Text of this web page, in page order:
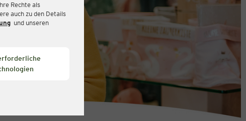
Rechte als
auch zu den Details
und unseren